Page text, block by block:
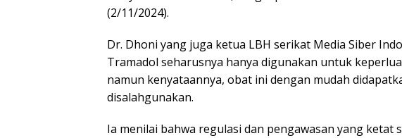
(2/11/2024).
Dr. Dhoni yang juga ketua LBH serikat Media Siber
Tramadol seharusnya hanya digunakan untuk
namun kenyataannya, obat ini dengan mudah
disalahgunakan.
Ia menilai bahwa regulasi dan pengawasan yang